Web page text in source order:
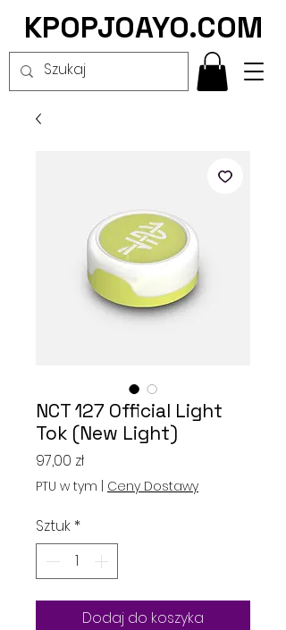
KPOPJOAYO.COM
NCT 127 Official Light
Tok (New Light)
97,00 złCena
PTU w tym Ceny Dostawy
Sztuk *
Dodaj do koszyka